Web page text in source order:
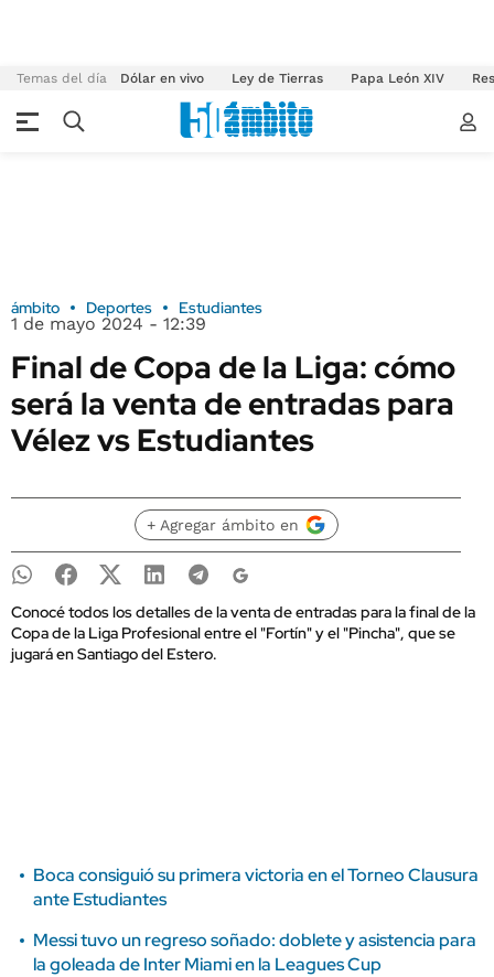
Temas del día Dólar en vivo Ley de Tierras Papa León XIV
ámbito Deportes Estudiantes
1 de mayo 2024 - 12:39
Final de Copa de la Liga: cómo
será la venta de entradas para
Vélez vs Estudiantes
+ Agregar ámbito en
Conocé todos los detalles de la venta de entradas para la final de la
Copa de la Liga Profesional entre el "Fortín" y el "Pincha", que se
jugará en Santiago del Estero.
Boca consiguió su primera victoria en el Torneo Clausura
ante Estudiantes
Messi tuvo un regreso soñado: doblete y asistencia para
la goleada de Inter Miami en la Leagues Cup